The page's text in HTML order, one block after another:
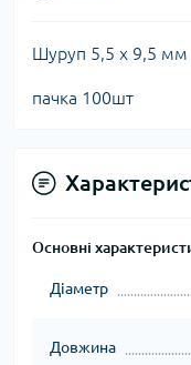
Шуруп 5,5 х 9,5 мм
пачка 100шт
Основні
Діаметр
Довжина